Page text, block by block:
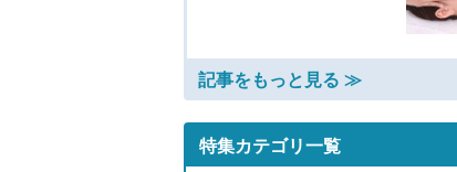
記事をもっと見る ≫
特集カテゴリ一覧